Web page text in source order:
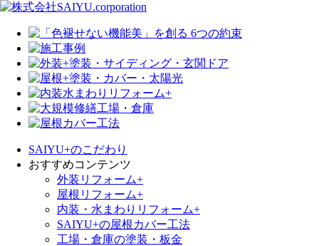
SAIYU+のこだわり
おすすめコンテンツ
外装リフォーム+
屋根リフォーム+
内装・水まわりリフォーム+
SAIYU+の屋根カバー工法
工場・倉庫の塗装・板金